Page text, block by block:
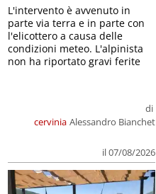
cervinia
di
Alessandro Bianchet
il 07/08/2026
L'intervento è avvenuto in
parte via terra e in parte con
l'elicottero a causa delle
condizioni meteo. L'alpinista
non ha riportato gravi ferite